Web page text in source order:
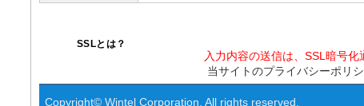
SSLとは？
入力内容の送信は、SSL暗号化
当サイトのプライバシーポリ
Copyright© Wintel Corporation. All rights reserved.